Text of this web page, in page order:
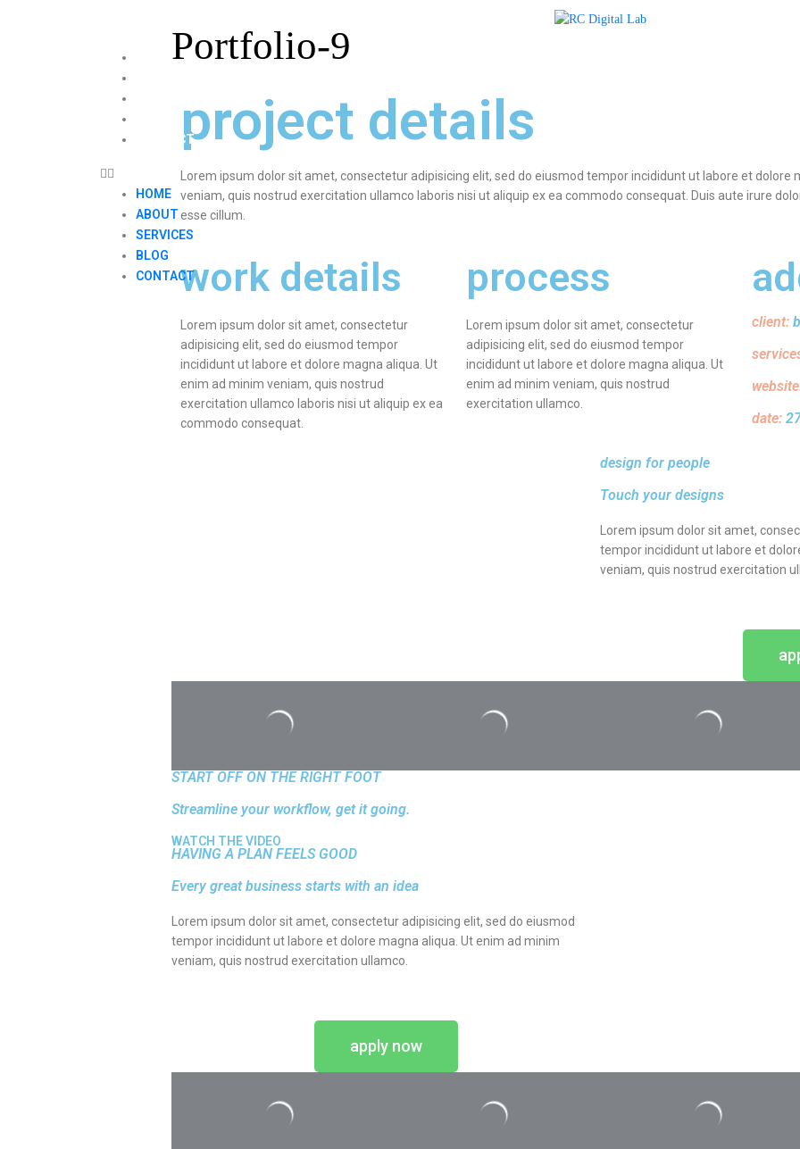
CONTACT
HOME
ABOUT
SERVICES
BLOG
CONTACT
Portfolio-9
project details
Lorem ipsum dolor sit amet, consectetur adipisicing elit, sed do eiusmod tempor incididunt ut labore et dolore
veniam, quis nostrud exercitation ullamco laboris nisi ut aliquip ex ea commodo consequat. Duis aute irure
esse cillum.
work details
Lorem ipsum dolor sit amet, consectetur
adipisicing elit, sed do eiusmod tempor
incididunt ut labore et dolore magna aliqua. Ut
enim ad minim veniam, quis nostrud
exercitation ullamco laboris nisi ut aliquip ex ea
commodo consequat.
process
Lorem ipsum dolor sit amet, consectetur
adipisicing elit, sed do eiusmod tempor
incididunt ut labore et dolore magna aliqua. Ut
enim ad minim veniam, quis nostrud
exercitation ullamco.
client:
date:
design for people
Touch your designs
Lorem ipsum dolor sit amet,
tempor incididunt ut labore et
veniam, quis nostrud exercitation
START OFF ON THE RIGHT FOOT
Streamline your workflow, get it going.
WATCH THE VIDEO
HAVING A PLAN FEELS GOOD
Every great business starts with an idea
Lorem ipsum dolor sit amet, consectetur adipisicing elit, sed do eiusmod
tempor incididunt ut labore et dolore magna aliqua. Ut enim ad minim
veniam, quis nostrud exercitation ullamco.
apply now